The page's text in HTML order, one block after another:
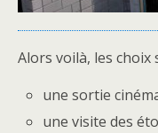
Alors voilà, les
une sortie
une visite des